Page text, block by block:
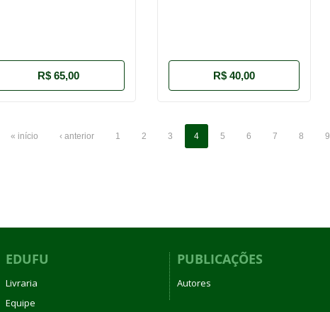
R$ 65,00 R$ 40,00
« início ‹ anterior 1 2 3 4 5 6 7 8 9
EDUFU
Livraria
Equipe
PUBLICAÇÕES
Autores